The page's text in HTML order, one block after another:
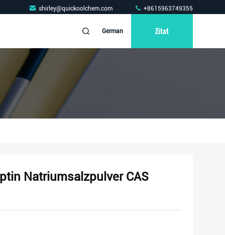
shirley@quickoolchem.com +8615963749355
German Zitat
Natriumsalzpulver CAS